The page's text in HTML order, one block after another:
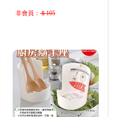
非會員：＄105